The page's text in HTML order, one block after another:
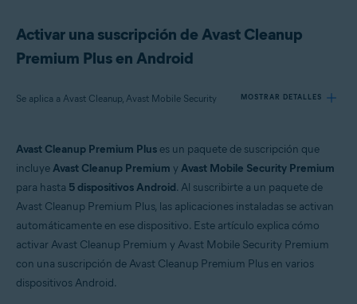
Activar una suscripción de Avast Cleanup
Premium Plus en Android
Se aplica a Avast Cleanup, Avast Mobile Security MOSTRAR DETALLES
Avast Mobile Security
Sistemas operativos:
Android
Avast Cleanup Premium Plus es un paquete de suscripción que
incluyeAvast Cleanup Premium y Avast Mobile Security Premium
para hasta 5 dispositivos Android. Al suscribirte a un paquete de
Avast Cleanup Premium Plus, las aplicaciones instaladas se activan
automáticamente en ese dispositivo. Este artículo explica cómo
activar Avast Cleanup Premium y Avast Mobile Security Premium
con una suscripción de Avast Cleanup Premium Plus en varios
dispositivos Android.